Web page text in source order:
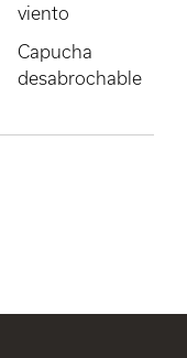
viento
Capucha
desabrochable